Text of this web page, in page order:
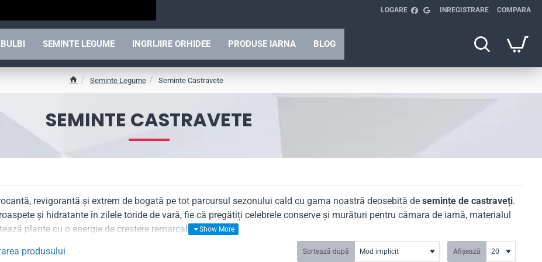
LOGARE INREGISTRARE COMPARA
BULBI SEMINTE LEGUME INGRIJIRE ORHIDEE PRODUSE IARNA BLOG
SEMINTE CASTRAVETE
e
Seminte Legume Seminte Castravete
revigorantă și extrem de bogată pe tot parcursul sezonului cald cu gama noastră deosebită de semințe de castraveți.
și hidratante în zilele toride de vară, fie că pregătiți celebrele conserve și murături pentru cămara de iarnă, materialul
plante cu o energie de creștere remarcabilă.
semințele de Castraveți pentru grădina ta?
produsului Sortează după Afișează